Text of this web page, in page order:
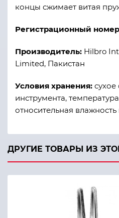
концы сжимает витая
Регистрационный
Производитель: Hilbro
Limited, Пакистан
Условия хранения: сухое
инструмента,
относительная влажность
ДРУГИЕ ТОВАРЫ ИЗ